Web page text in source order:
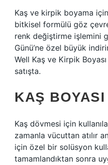
Kaş ve kirpik boyama
bitkisel formülü göz
renk değiştirme işlemini
Günü’ne özel büyük
Well Kaş ve Kirpik
satışta.
KAŞ
Kaş dövmesi için
zamanla vücuttan atılır
için özel bir solüsyon
tamamlandıktan sonra